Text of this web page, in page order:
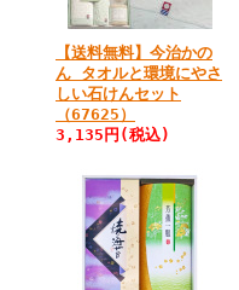
【送料無料】今治かの
ん タオルと環境にやさ
しい石けんセット
（67625）
3,135円 (税込)